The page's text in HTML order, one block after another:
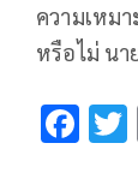
ความเหม
หรือไม่ นา
F